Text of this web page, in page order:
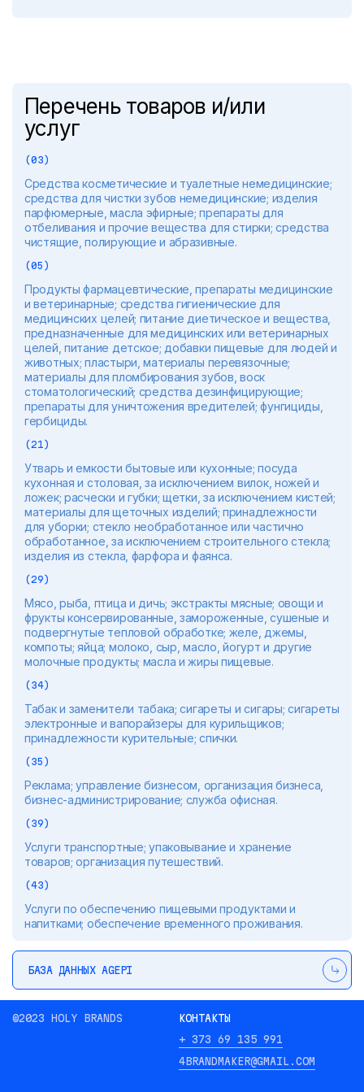
Перечень товаров и/или
услуг
БАЗА ДАННЫХ AGEPI
(03)
Средства косметические и туалетные немедицинские;
средства для чистки зубов немедицинские; изделия
парфюмерные, масла эфирные; препараты для
отбеливания и прочие вещества для стирки; средства
чистящие, полирующие и абразивные.
(05)
Продукты фармацевтические, препараты медицинские
и ветеринарные; средства гигиенические для
медицинских целей; питание диетическое и вещества,
предназначенные для медицинских или ветеринарных
целей, питание детское; добавки пищевые для людей и
животных; пластыри, материалы перевязочные;
материалы для пломбирования зубов, воск
стоматологический; средства дезинфицирующие;
препараты для уничтожения вредителей; фунгициды,
гербициды.
(21)
Утварь и емкости бытовые или кухонные; посуда
кухонная и столовая, за исключением вилок, ножей и
ложек; расчески и губки; щетки, за исключением кистей;
материалы для щеточных изделий; принадлежности
для уборки; стекло необработанное или частично
обработанное, за исключением строительного стекла;
изделия из стекла, фарфора и фаянса.
(29)
Мясо, рыба, птица и дичь; экстракты мясные; овощи и
фрукты консервированные, замороженные, сушеные и
подвергнутые тепловой обработке; желе, джемы,
компоты; яйца; молоко, сыр, масло, йогурт и другие
молочные продукты; масла и жиры пищевые.
(34)
Табак и заменители табака; сигареты и сигары; сигареты
электронные и вапорайзеры для курильщиков;
принадлежности курительные; спички.
(35)
Реклама; управление бизнесом, организация бизнеса,
бизнес-администрирование; служба офисная.
(39)
Услуги транспортные; упаковывание и хранение
товаров; организация путешествий.
(43)
Услуги по обеспечению пищевыми продуктами и
напитками; обеспечение временного проживания.
©2023 HOLY BRANDS
КОНТАКТЫ
+ 373 69 135 991
4BRANDMAKER@GMAIL.COM